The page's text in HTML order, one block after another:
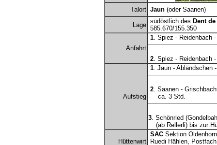
Talort Jaun (oder Saanen)
Lage
südöstlich des Dent
585.670/155.350
Anfahrt
1. Spiez - Reidenbach
2. Spiez - Reidenbach
Aufstieg
1. Jaun - Abländschen
2. Saanen -
ca. 3 Std.
3. Schönried
(ab Rellerli) bis zur
Hüttenwirt
SAC Sektion Oldenhorn
Ruedi Hählen,